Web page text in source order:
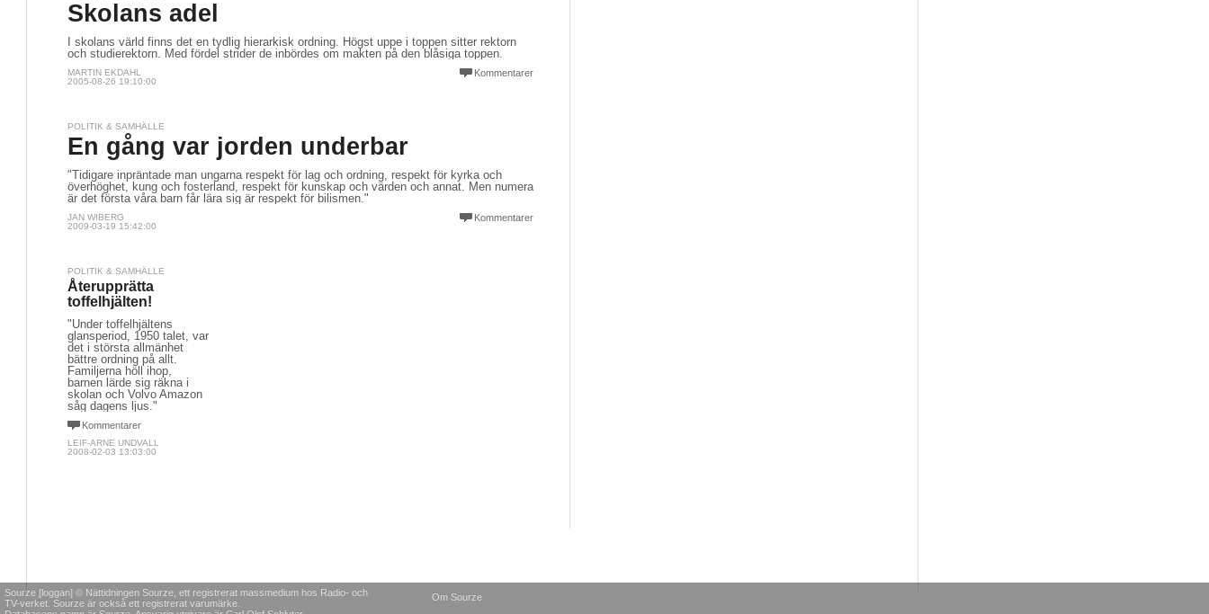
Skolans adel
I skolans värld finns det en tydlig hierarkisk ordning. Högst uppe i toppen sitter rektorn
och studierektorn. Med fördel strider de inbördes om makten på den blåsiga toppen.
Kommentarer
MARTIN EKDAHL
2005-08-26 19:10:00
POLITIK & SAMHÄLLE
En gång var jorden underbar
"Tidigare inpräntade man ungarna respekt för lag och ordning, respekt för kyrka och
överhöghet, kung och fosterland, respekt för kunskap och värden och annat. Men numera
är det första våra barn får lära sig är respekt för bilismen."
Kommentarer
JAN WIBERG
2009-03-19 15:42:00
POLITIK & SAMHÄLLE
Återupprätta
toffelhjälten!
"Under toffelhjältens
glansperiod, 1950 talet, var
det i största allmänhet
bättre ordning på allt.
Familjerna höll ihop,
barnen lärde sig räkna i
skolan och Volvo Amazon
såg dagens ljus."
Kommentarer
LEIF-ARNE UNDVALL
2008-02-03 13:03:00
Sourze [loggan] © Nättidningen Sourze, ett registrerat massmedium hos Radio- och
TV-verket. Sourze är också ett registrerat varumärke.
Om Sourze